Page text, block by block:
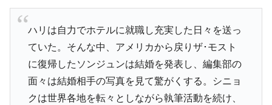
ハリは自力でホテルに就職し充実した日々を送っ
ていた。そんな中、アメリカから戻りザ･モスト
に復帰したソンジュンは結婚を発表し、編集部の
面々は結婚相手の写真を見て驚がくする。シニョ
クは世界各地を転々としながら執筆活動を続け、